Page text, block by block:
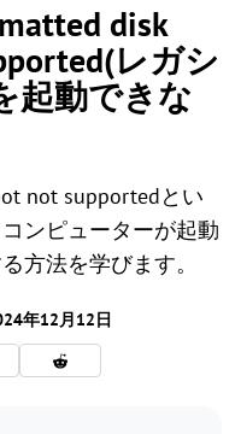
disk
レガシ
起動できな
not supportedとい
ンピューターが起動
方法を学びます。
年12月12日